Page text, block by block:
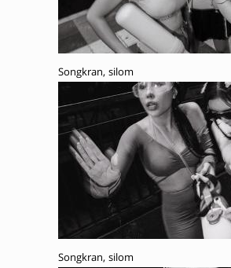
Songkran, silom
Songkran, silom